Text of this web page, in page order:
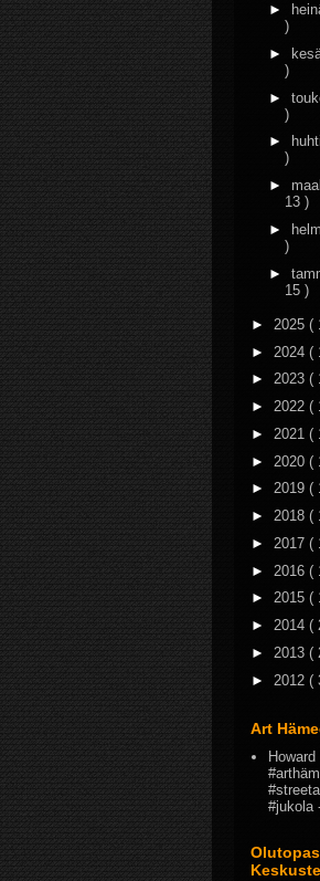
►
)
►
)
►
)
►
)
►
13 )
►
)
►
15 )
► 2025 (
► 2024 (
► 2023 (
► 2022 (
► 2021 (
► 2020 (
► 2019 (
► 2018 (
► 2017 (
► 2016 (
► 2015 (
► 2014 (
► 2013 (
► 2012 (
Art
#jukola